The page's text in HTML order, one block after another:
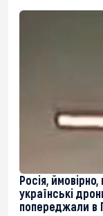
Росія,
українські
попереджали в